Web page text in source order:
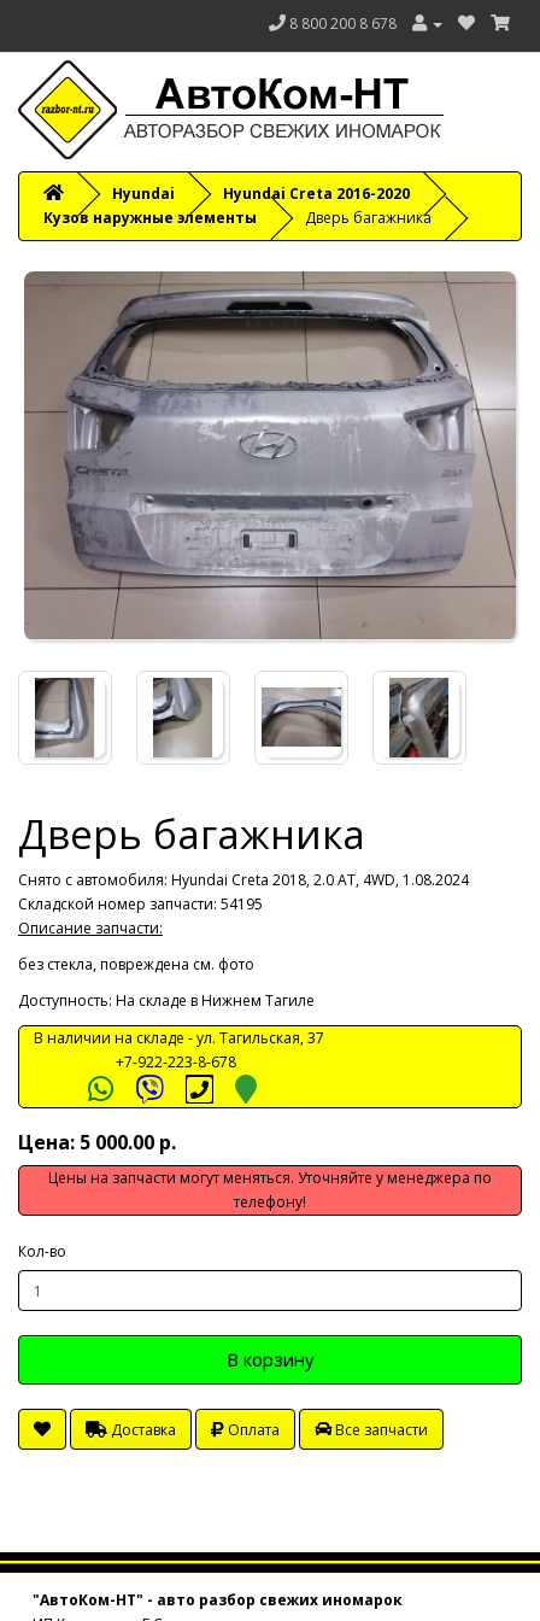
8 800 200 8 678
Hyundai
Hyundai Creta 2016-2020
Кузов наружные элементы
Дверь багажника
Дверь багажника
Снято с автомобиля: Hyundai Creta 2018, 2.0 AT, 4WD, 1.08.2024
Складской номер запчасти: 54195
Описание запчасти:
без стекла, повреждена см. фото
Доступность: На складе в Нижнем Тагиле
В наличии на складе -ул. Тагильская, 37
+7-922-223-8-678
Цена: 5 000.00 р.
Цены на запчасти могут меняться. Уточняйте у менеджера по
телефону!
Кол-во
В корзину
Доставка Оплата Все запчасти
"АвтоКом-НТ" - авто разбор свежих иномарок